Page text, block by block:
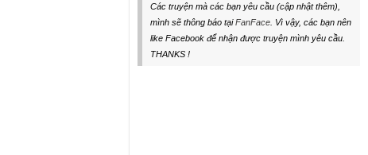
Các truyện mà các bạn yêu cầu (cập nhật thêm),
mình sẽ thông báo tạiFanFace . Vì vậy, các bạn nên
like Facebook để nhận được truyện mình yêu cầu.
THANKS !